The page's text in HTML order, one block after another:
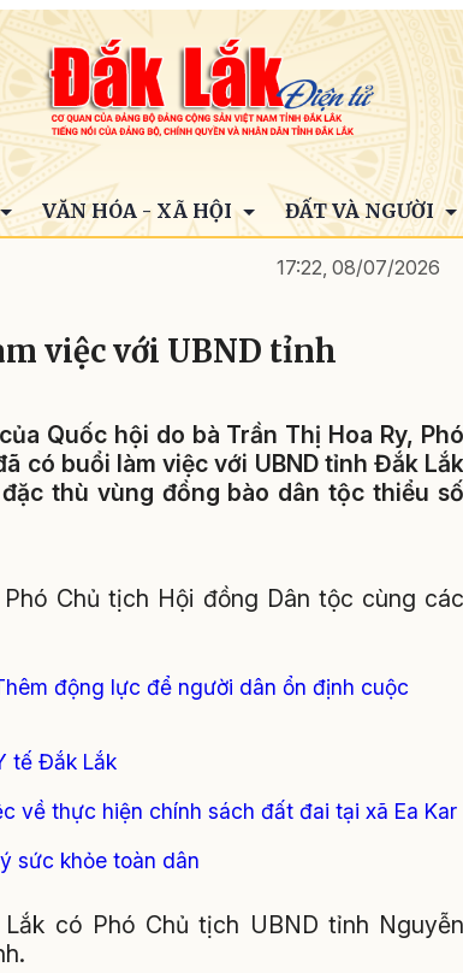
VĂN HÓA - XÃ HỘI ĐẤT VÀ NGƯỜI
17:22, 08/07/2026
việc với UBND tỉnh
Quốc hội do bà Trần Thị Hoa Ry, Phó
có buổi làm việc với UBND tỉnh Đắk Lắk
thù vùng đồng bào dân tộc thiểu số
Chủ tịch Hội đồng Dân tộc cùng các
động lực để người dân ổn định cuộc
tế Đắk Lắk
về thực hiện chính sách đất đai tại xã Ea Kar
sức khỏe toàn dân
có Phó Chủ tịch UBND tỉnh Nguyễn